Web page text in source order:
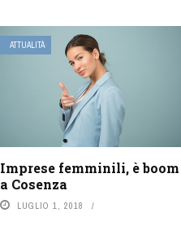
ATTUALITÀ
Imprese femminili, è boom
a Cosenza
LUGLIO 1, 2018